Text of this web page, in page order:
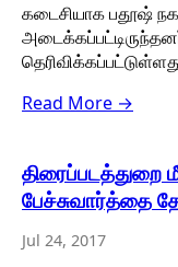
கடைசியாக பதூஷ்
Read More →
திரைப்படத்துறை
பேச்சுவார்த்தை
Jul 24, 2017